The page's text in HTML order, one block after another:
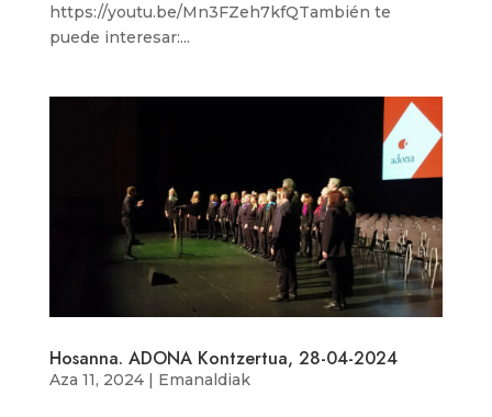
https://youtu.be/Mn3FZeh7kfQTambién te
puede interesar:...
Hosanna. ADONA Kontzertua, 28-04-2024
Aza 11, 2024| Emanaldiak